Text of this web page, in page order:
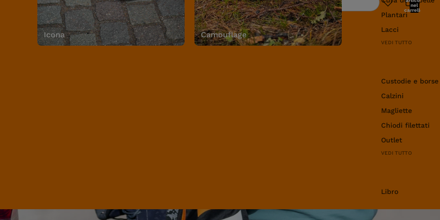
Icona Camouflage
Plantari
Lacci
VEDI TUTTO
Custodie e
Calzini
Magliette
Chiodi filettati
Outlet
VEDI TUTTO
Libro
Ricerca
nel
carrello: